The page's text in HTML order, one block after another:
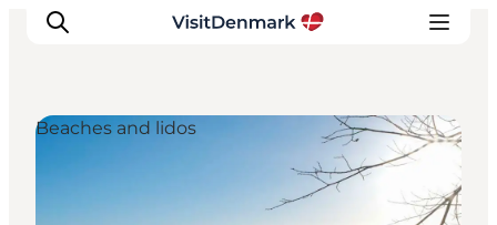
Destinations
Beaches and lidos